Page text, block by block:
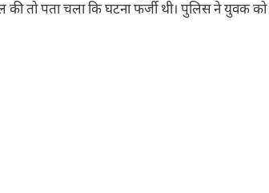
तो पता चला कि घटना फर्जी थी। पुलिस ने युवक को